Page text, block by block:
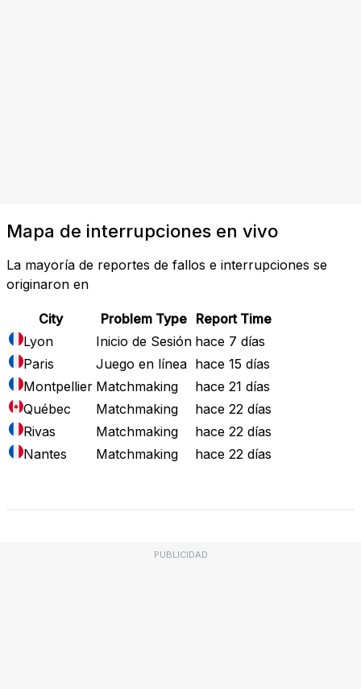
Mapa de interrupciones en vivo
La mayoría de reportes de fallos e interrupciones se
originaron en
City Problem Type Report Time
Lyon
Inicio de Sesión hace 7 días
Paris
Juego en línea hace 15 días
Montpellier Matchmaking
hace 21 días
Québec
Matchmaking
hace 22 días
Rivas
Matchmaking
hace 22 días
Nantes
Matchmaking
hace 22 días
PUBLICIDAD